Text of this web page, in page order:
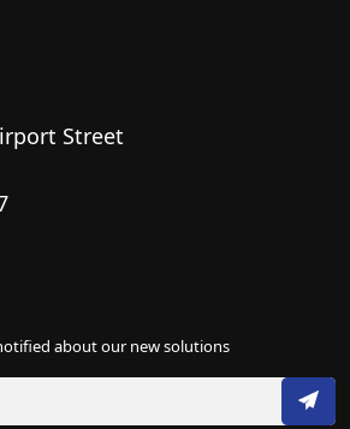
Street
about our new solutions